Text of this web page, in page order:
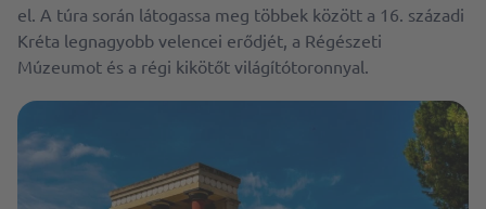
el. A túra során látogassa meg többek között a 16. századi
Kréta legnagyobb velencei erődjét, a Régészeti
Múzeumot és a régi kikötőt világítótoronnyal.